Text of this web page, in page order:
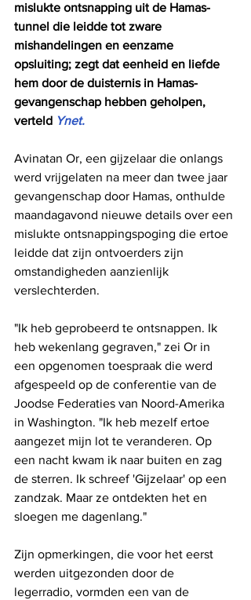
mislukte ontsnapping uit de Hamas-
tunnel die leidde tot zware
mishandelingen en eenzame
opsluiting; zegt dat eenheid en liefde
hem door de duisternis in Hamas-
gevangenschap hebben geholpen,
verteld Ynet.
Avinatan Or, een gijzelaar die onlangs
werd vrijgelaten na meer dan twee jaar
gevangenschap door Hamas, onthulde
maandagavond nieuwe details over een
mislukte ontsnappingspoging die ertoe
leidde dat zijn ontvoerders zijn
omstandigheden aanzienlijk
verslechterden.
"Ik heb geprobeerd te ontsnappen. Ik
heb wekenlang gegraven," zei Or in
een opgenomen toespraak die werd
afgespeeld op de conferentie van de
Joodse Federaties van Noord-Amerika
in Washington. "Ik heb mezelf ertoe
aangezet mijn lot te veranderen. Op
een nacht kwam ik naar buiten en zag
de sterren. Ik schreef 'Gijzelaar' op een
zandzak. Maar ze ontdekten het en
sloegen me dagenlang."
Zijn opmerkingen, die voor het eerst
werden uitgezonden door de
legerradio, vormden een van de